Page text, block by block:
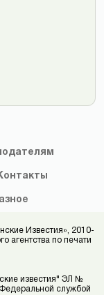
Известия», 2010-
агентства по печати
известия" ЭЛ №
службой